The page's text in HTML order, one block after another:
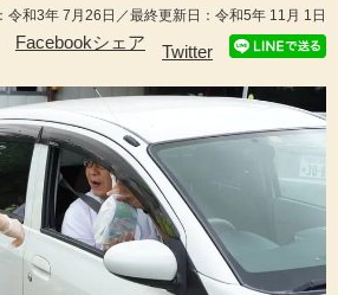
ン
メ
ュ
ー
表
令和3年 7月26日／最終更新日：令和5年 11月 1日
Facebookシェア Twitter